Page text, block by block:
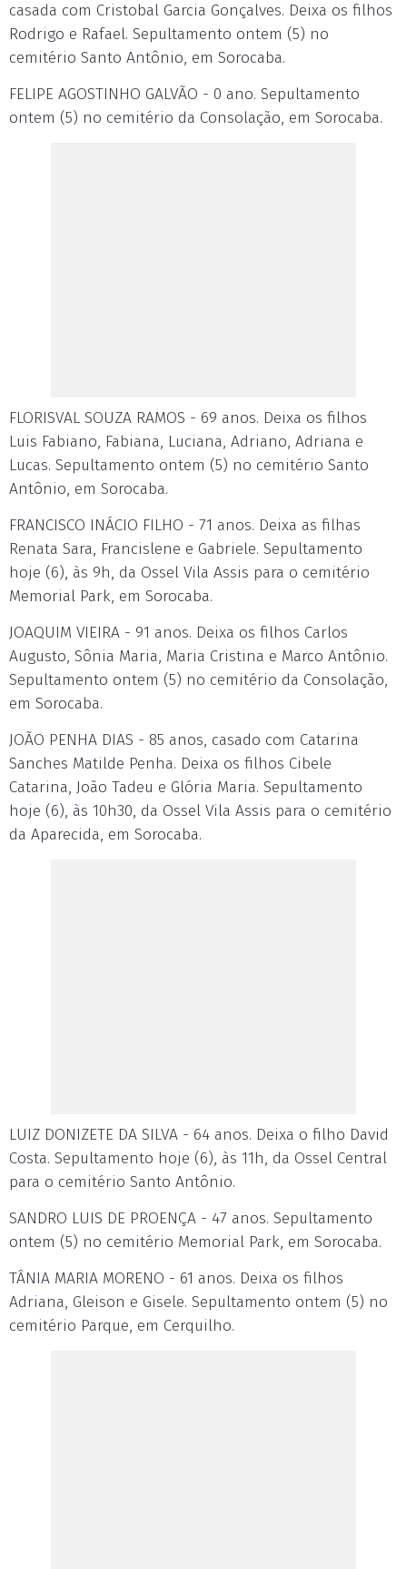
casada com Cristobal Garcia Gonçalves. Deixa os filhos
Rodrigo e Rafael. Sepultamento ontem (5) no
cemitério Santo Antônio, em Sorocaba.
FELIPE AGOSTINHO GALVÃO - 0 ano. Sepultamento
ontem (5) no cemitério da Consolação, em Sorocaba.
FLORISVAL SOUZA RAMOS - 69 anos. Deixa os filhos
Luis Fabiano, Fabiana, Luciana, Adriano, Adriana e
Lucas. Sepultamento ontem (5) no cemitério Santo
Antônio, em Sorocaba.
FRANCISCO INÁCIO FILHO - 71 anos. Deixa as filhas
Renata Sara, Francislene e Gabriele. Sepultamento
hoje (6), às 9h, da Ossel Vila Assis para o cemitério
Memorial Park, em Sorocaba.
JOAQUIM VIEIRA - 91 anos. Deixa os filhos Carlos
Augusto, Sônia Maria, Maria Cristina e Marco Antônio.
Sepultamento ontem (5) no cemitério da Consolação,
em Sorocaba.
JOÃO PENHA DIAS - 85 anos, casado com Catarina
Sanches Matilde Penha. Deixa os filhos Cibele
Catarina, João Tadeu e Glória Maria. Sepultamento
hoje (6), às 10h30, da Ossel Vila Assis para o cemitério
da Aparecida, em Sorocaba.
LUIZ DONIZETE DA SILVA - 64 anos. Deixa o filho David
Costa. Sepultamento hoje (6), às 11h, da Ossel Central
para o cemitério Santo Antônio.
SANDRO LUIS DE PROENÇA - 47 anos. Sepultamento
ontem (5) no cemitério Memorial Park, em Sorocaba.
TÂNIA MARIA MORENO - 61 anos. Deixa os filhos
Adriana, Gleison e Gisele. Sepultamento ontem (5) no
cemitério Parque, em Cerquilho.